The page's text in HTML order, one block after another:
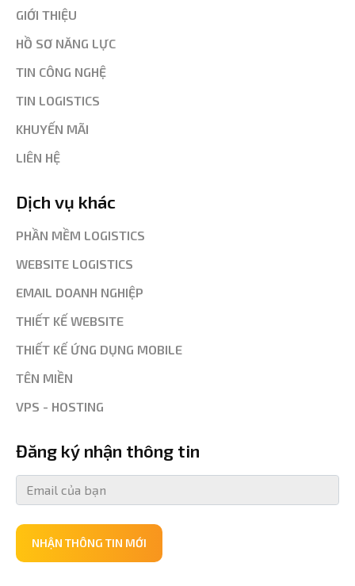
GIỚI THIỆU
HỒ SƠ NĂNG LỰC
TIN CÔNG NGHỆ
TIN LOGISTICS
KHUYẾN MÃI
LIÊN HỆ
Dịch vụ khác
PHẦN MỀM LOGISTICS
WEBSITE LOGISTICS
EMAIL DOANH NGHIỆP
THIẾT KẾ WEBSITE
THIẾT KẾ ỨNG DỤNG MOBILE
TÊN MIỀN
VPS - HOSTING
Đăng ký nhận thông tin
NHẬN THÔNG TIN MỚI